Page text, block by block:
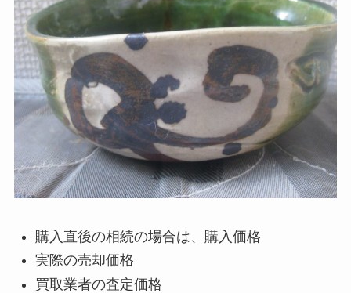
購入直後の相続の場合は、購入価格
実際の売却価格
買取業者の査定価格